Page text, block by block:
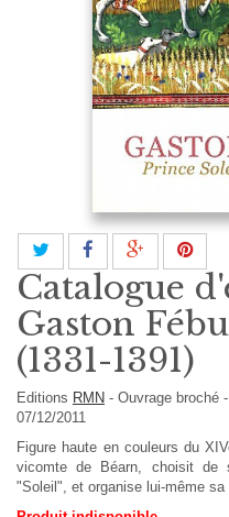
Catalogue
Gaston
(1331-1391)
Editions RMN - Ouvrage broché -
07/12/2011
Figure haute en couleurs du
vicomte de Béarn, choisit de
"Soleil", et organise lui-même sa